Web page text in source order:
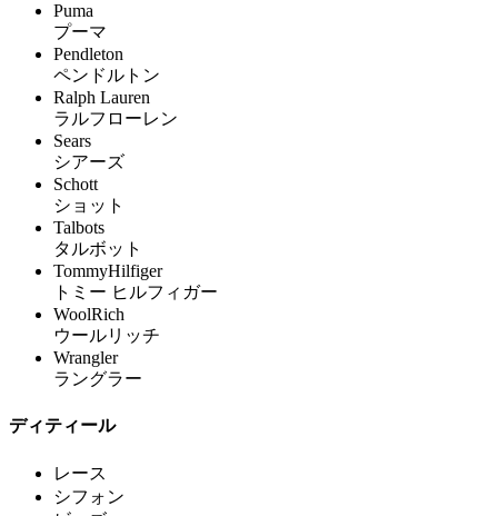
Puma
プーマ
Pendleton
ペンドルトン
Ralph Lauren
ラルフローレン
Sears
シアーズ
Schott
ショット
Talbots
タルボット
TommyHilfiger
トミー ヒルフィガー
WoolRich
ウールリッチ
Wrangler
ラングラー
ディティール
レース
シフォン